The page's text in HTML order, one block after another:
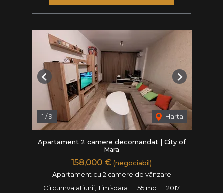
1 /9 Harta
Previous Next
Apartament 2 camere decomandat | City of
Mara
158,000 € (negociabil)
Apartament cu 2 camere de vânzare
Circumvalatiunii, Timisoara
55 mp 2017